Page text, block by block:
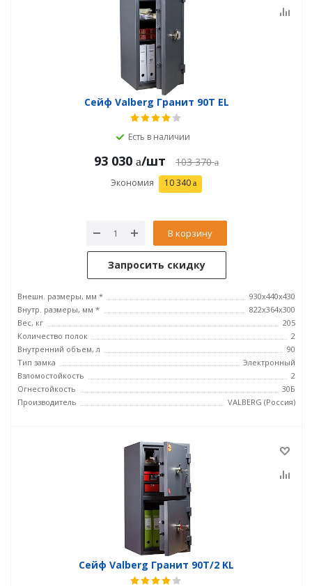
Сейф Valberg Гранит 90T EL
Есть в наличии
93 030 /шт 103 370
Экономия 10 340
В корзину
Запросить скидку
Внешн. размеры, мм *
930x440x430
Внутр. размеры, мм *
822x364x300
Вес, кг
205
Количество полок
2
Внутренний объем, л
90
Тип замка
Электронный
Взломостойкость
2
Огнестойкость
30Б
Производитель
VALBERG (Россия)
Сейф Valberg Гранит 90T/2 KL